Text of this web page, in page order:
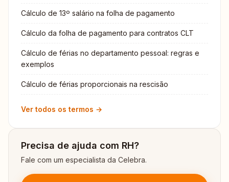
Cálculo de 13º salário na folha de pagamento
Cálculo da folha de pagamento para contratos CLT
Cálculo de férias no departamento pessoal: regras e
exemplos
Cálculo de férias proporcionais na rescisão
Ver todos os termos →
Precisa de ajuda com RH?
Fale com um especialista da Celebra.